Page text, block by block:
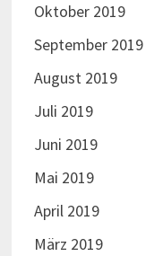
Oktober 2019
September 2019
August 2019
Juli 2019
Juni 2019
Mai 2019
April 2019
März 2019